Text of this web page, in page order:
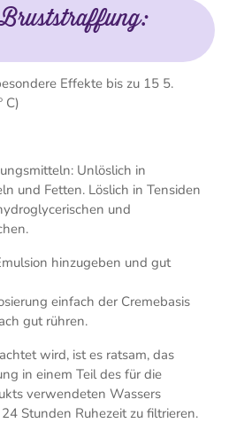
Effekte bis zu 15 5.
C)
Unlöslich in
und Fetten. Löslich in Tensiden
und
hinzugeben und gut
einfach der Cremebasis
gut rühren.
wird, ist es ratsam, das
in einem Teil des für die
verwendeten Wassers
Stunden Ruhezeit zu filtrieren.